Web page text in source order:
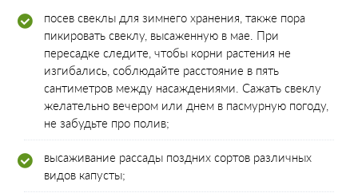
посев свеклы для зимнего хранения, также пора
пикировать свеклу, высаженную в мае. При
пересадке следите, чтобы корни растения не
изгибались, соблюдайте расстояние в пять
сантиметров между насаждениями. Сажать свеклу
желательно вечером или днем в пасмурную погоду,
не забудьте про полив;
высаживание рассады поздних сортов различных
видов капусты;